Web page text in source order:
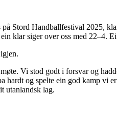
Stord Handballfestival 2025,
klar siger over oss med 22–4.
Vi stod godt i forsvar og
hardt og spelte ein god kamp vi
utanlandsk lag.